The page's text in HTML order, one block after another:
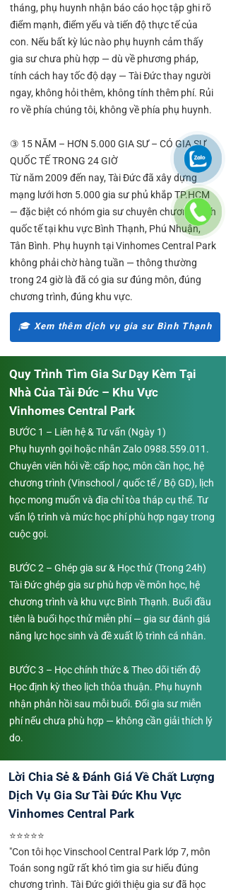
tháng, phụ huynh nhận báo cáo học tập ghi rõ
điểm mạnh, điểm yếu và tiến độ thực tế của
con. Nếu bất kỳ lúc nào phụ huynh cảm thấy
gia sư chưa phù hợp — dù về phương pháp,
tính cách hay tốc độ dạy — Tài Đức thay người
ngay, không hỏi thêm, không tính thêm phí. Rủi
ro về phía chúng tôi, không về phía phụ huynh.
③ 15 NĂM – HƠN 5.000 GIA SƯ – CÓ GIA SƯ
QUỐC TẾ TRONG 24 GIỜ
Từ năm 2009 đến nay, Tài Đức đã xây dựng
mạng lưới hơn 5.000 gia sư phủ khắp TP.HCM
— đặc biệt có nhóm gia sư chuyên chương trình
quốc tế tại khu vực Bình Thạnh, Phú Nhuận,
Tân Bình. Phụ huynh tại Vinhomes Central Park
không phải chờ hàng tuần — thông thường
trong 24 giờ là đã có gia sư đúng môn, đúng
chương trình, đúng khu vực.
🎓 Xem thêm dịch vụ gia sư Bình Thạnh
Quy Trình Tìm Gia Sư Dạy Kèm Tại
Nhà Của Tài Đức – Khu Vực
Vinhomes Central Park
BƯỚC 1 – Liên hệ & Tư vấn (Ngày 1)
Phụ huynh gọi hoặc nhắn Zalo0988.559.011 .
Chuyên viên hỏi về: cấp học, môn cần học, hệ
chương trình (Vinschool / quốc tế / Bộ GD), lịch
học mong muốn và địa chỉ tòa tháp cụ thể. Tư
vấn lộ trình và mức học phí phù hợp ngay trong
cuộc gọi.
BƯỚC 2 – Ghép gia sư & Học thử (Trong 24h)
Tài Đức ghép gia sư phù hợp về môn học, hệ
chương trình và khu vực Bình Thạnh. Buổi đầu
tiên là buổi học thử miễn phí — gia sư đánh giá
năng lực học sinh và đề xuất lộ trình cá nhân.
BƯỚC 3 – Học chính thức & Theo dõi tiến độ
Học định kỳ theo lịch thỏa thuận. Phụ huynh
nhận phản hồi sau mỗi buổi. Đổi gia sư miễn
phí nếu chưa phù hợp — không cần giải thích lý
do.
Lời Chia Sẻ & Đánh Giá Về Chất Lượng
Dịch Vụ Gia Sư Tài Đức Khu Vực
Vinhomes Central Park
⭐⭐⭐⭐⭐
"Con tôi học Vinschool Central Park lớp 7, môn
Toán song ngữ rất khó tìm gia sư hiểu đúng
chương trình. Tài Đức giới thiệu gia sư đã học